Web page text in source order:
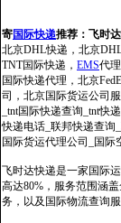
寄国际快递推荐： 飞时
北京DHL快递，北京
TNT国际快递， EMS代
国际快递代理，北京
司，北京国际货运公司
_tnt国际快递查询_tnt快
快递电话_联邦快递查询
国际货运代理公司_国
飞时达快递是一家国际
高达80%，服务范围涵
务，以及国际物流查询